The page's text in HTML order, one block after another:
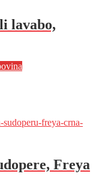
lavabo,
Freya